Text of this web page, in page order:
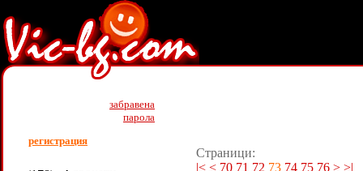
забравена
парола
регистрация
Страници:
|< < 70 71 72 73 74 75 76 > >|